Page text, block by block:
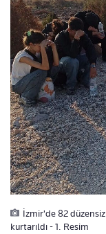
İzmir'de 82
kurtarıldı - 1. Resim